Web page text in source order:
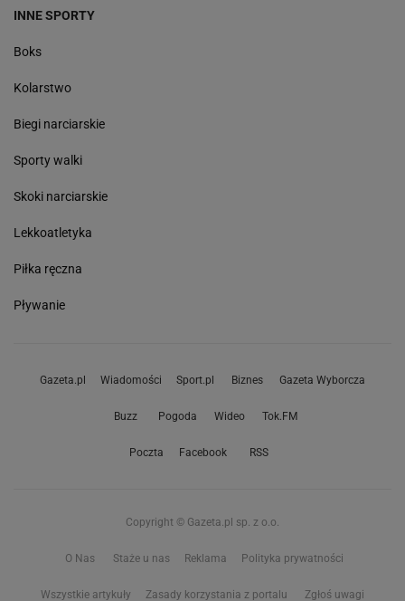
INNE SPORTY
Boks
Kolarstwo
Biegi narciarskie
Sporty walki
Skoki narciarskie
Lekkoatletyka
Piłka ręczna
Pływanie
Gazeta.pl Wiadomości Sport.pl Biznes Gazeta Wyborcza
Buzz Pogoda Wideo Tok.FM
Poczta Facebook RSS
Copyright © Gazeta.pl sp. z o.o.
O Nas Staże u nas Reklama Polityka prywatności
Wszystkie artykuły Zasady korzystania z portalu Zgłoś uwagi